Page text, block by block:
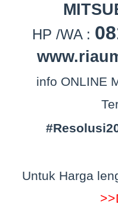
HP /WA :
info ONLINE
Untuk Harga